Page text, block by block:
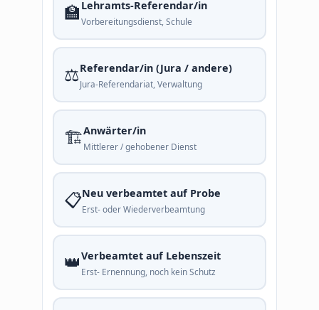
🏫 Lehramts-Referendar/in
Vorbereitungsdienst, Schule
⚖️Referendar/in (Jura / andere)
Jura-Referendariat, Verwaltung
🏗️Anwärter/in
Mittlerer / gehobener Dienst
📋Neu verbeamtet auf Probe
Erst- oder Wiederverbeamtung
👑Verbeamtet auf Lebenszeit
Erst- Ernennung, noch kein Schutz